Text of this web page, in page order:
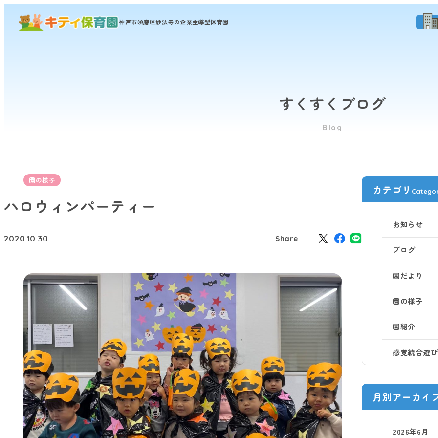
神戸市須磨区妙法寺の企業主導型保育園
すくすくブログ
Blog
園の様子
ハロウィンパーティー
2020.10.30 Share
カテゴリ
お知らせ
ブログ
園だより
園の様子
園紹介
感覚統合遊び
月別アーカイ
2026年6月